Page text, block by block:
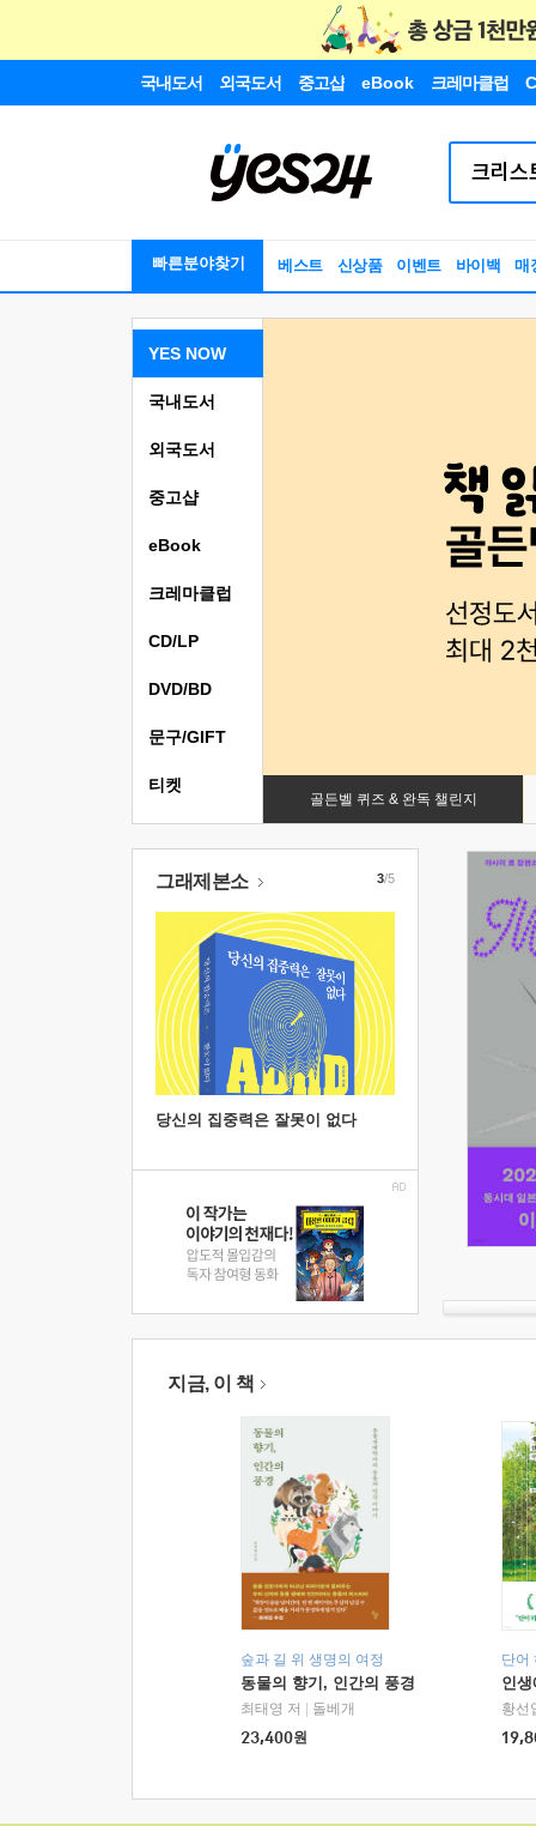
국내도서 외국도서 중고샵 eBook 크레마클럽
빠른분야찾기 베스트 신상품 이벤트 바이백 매
YES NOW
골든벨 퀴즈 & 완독 챌린지
국내도서
외국도서
중고샵
eBook
크레마클럽
CD/LP
DVD/BD
문구/GIFT
티켓
그래제본소
당신의 집중력은 잘못이 없다
3/5
지금, 이 책
숲과 길 위 생명의 여정
동물의 향기, 인간의 풍경
최태영 저
돌베개
23,400원
단어
인
황선